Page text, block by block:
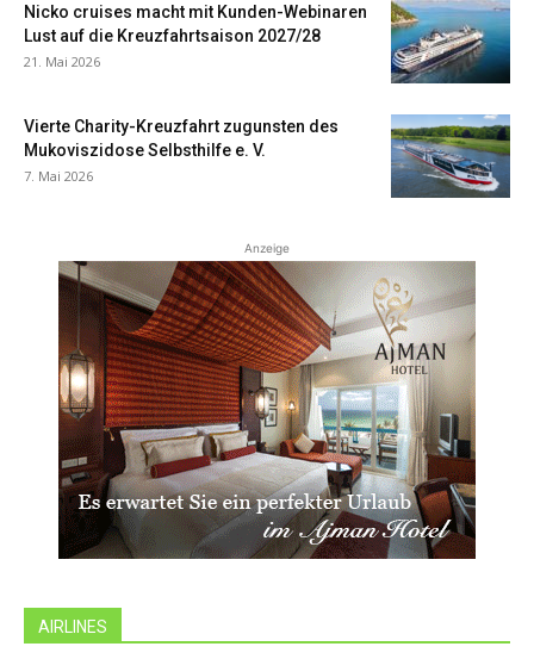
Nicko cruises macht mit Kunden-Webinaren
Lust auf die Kreuzfahrtsaison 2027/28
21. Mai 2026
Vierte Charity-Kreuzfahrt zugunsten des
Mukoviszidose Selbsthilfe e. V.
7. Mai 2026
Anzeige
AIRLINES